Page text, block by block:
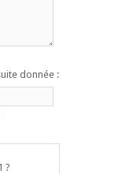
donnée :
?